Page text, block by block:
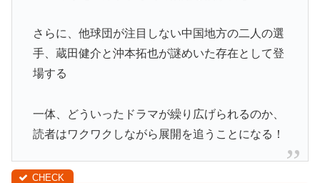
さらに、他球団が注目しない中国地方の二人の選
手、蔵田健介と沖本拓也が謎めいた存在として登
場する
一体、どういったドラマが繰り広げられるのか、
読者はワクワクしながら展開を追うことになる！